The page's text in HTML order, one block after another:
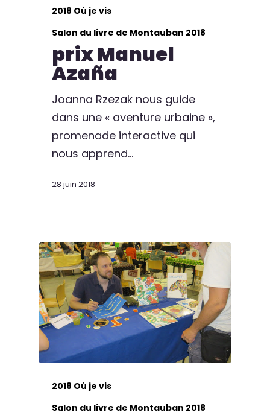
2018 Où je vis
Salon du livre de Montauban 2018
prix Manuel
Azaña
Joanna Rzezak nous guide
dans une « aventure urbaine »,
promenade interactive qui
nous apprend…
28 juin 2018
2018 Où je vis
Salon du livre de Montauban 2018